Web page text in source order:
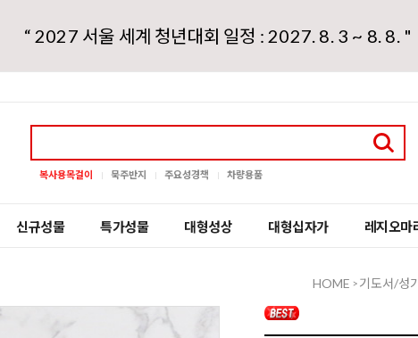
“ 2027 서울 세계 청년대회 일정 : 2027. 8. 3 ~ 8. 8. "
복사용목걸이 묵주반지 주요성경책 차량용품
신규성물 특가성물 대형성상 대형십자가 레지오마
HOME > 기도서/성